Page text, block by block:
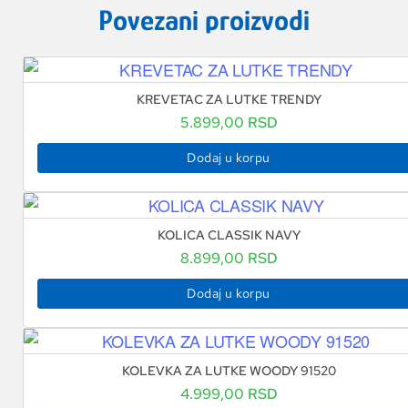
Povezani proizvodi
KREVETAC ZA LUTKE TRENDY
5.899,00 RSD
Dodaj u korpu
KOLICA CLASSIK NAVY
8.899,00 RSD
Dodaj u korpu
KOLEVKA ZA LUTKE WOODY 91520
4.999,00 RSD